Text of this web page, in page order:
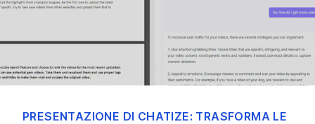
PRESENTAZIONE DI CHATIZE: TRASFORMA LE